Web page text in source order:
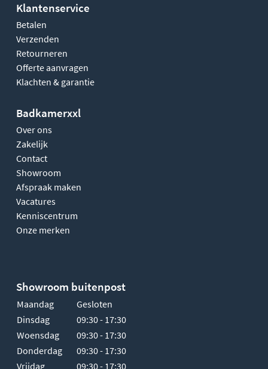
Klantenservice
Betalen
Verzenden
Retourneren
Offerte aanvragen
Klachten & garantie
Badkamerxxl
Over ons
Zakelijk
Contact
Showroom
Afspraak maken
Vacatures
Kenniscentrum
Onze merken
Showroom buitenpost
Maandag
Gesloten
Dinsdag
09:30 - 17:30
Woensdag
09:30 - 17:30
Donderdag
09:30 - 17:30
Vrijdag
09:30 - 17:30